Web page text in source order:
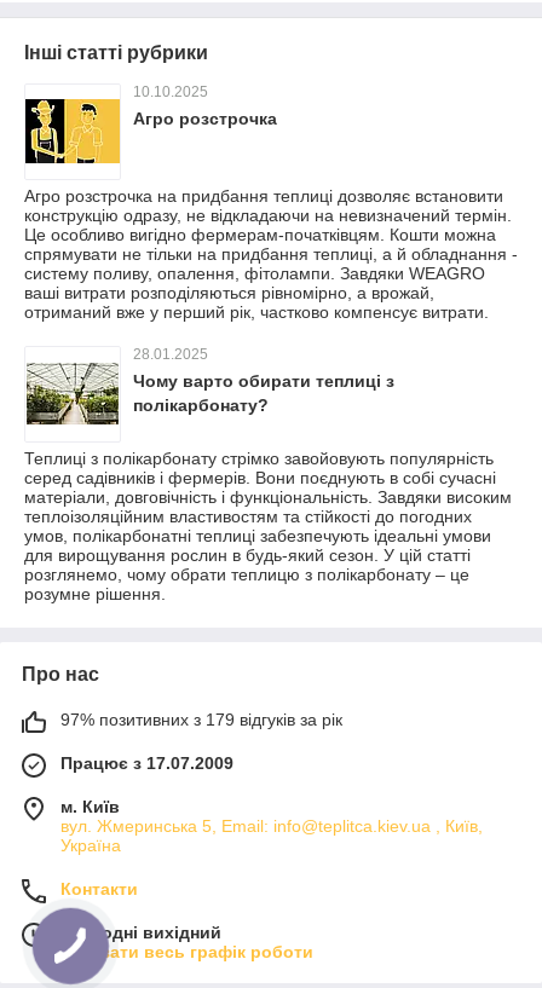
Інші статті рубрики
10.10.2025
Агро розстрочка
Агро розстрочка на придбання теплиці дозволяє встановити
конструкцію одразу, не відкладаючи на невизначений термін.
Це особливо вигідно фермерам-початківцям. Кошти можна
спрямувати не тільки на придбання теплиці, а й обладнання -
систему поливу, опалення, фітолампи. Завдяки WEAGRO
ваші витрати розподіляються рівномірно, а врожай,
отриманий вже у перший рік, частково компенсує витрати.
28.01.2025
Чому варто обирати теплиці з
полікарбонату?
Теплиці з полікарбонату стрімко завойовують популярність
серед садівників і фермерів. Вони поєднують в собі сучасні
матеріали, довговічність і функціональність. Завдяки високим
теплоізоляційним властивостям та стійкості до погодних
умов, полікарбонатні теплиці забезпечують ідеальні умови
для вирощування рослин в будь-який сезон. У цій статті
розглянемо, чому обрати теплицю з полікарбонату – це
розумне рішення.
Про нас
97% позитивних з 179 відгуків за рік
Працює з 17.07.2009
м. Київ
вул. Жмеринська 5, Email: info@teplitca.kiev.ua , Київ,
Україна
Контакти
Сьогодні вихідний
Показати весь графік роботи